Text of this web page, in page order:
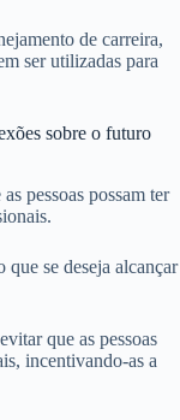
de carreira,
ser utilizadas para
sobre o futuro
pessoas possam ter
se deseja alcançar
que as pessoas
incentivando-as a